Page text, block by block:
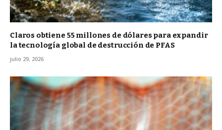
Claros obtiene 55 millones de dólares para expandir
la tecnología global de destrucción de PFAS
julio 29, 2026